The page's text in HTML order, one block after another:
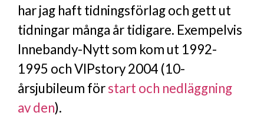
har jag haft tidningsförlag och gett ut
tidningar många år tidigare. Exempelvis
Innebandy-Nytt som kom ut 1992-
1995 och VIPstory 2004 (10-
årsjubileum förstart och nedläggning
av den).